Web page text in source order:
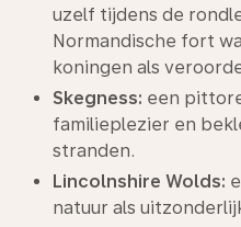
uzelf tijdens de
Normandische fort
koningen als
Skegness: een
familieplezier en
stranden.
Lincolnshire Wolds:
natuur als